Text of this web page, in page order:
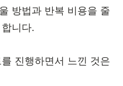
방법과 반복 비용을 줄
니다.
진행하면서 느낀 것은